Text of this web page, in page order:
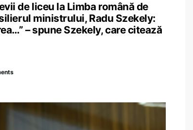
de liceu la Limba română de
ministrului, Radu Szekely:
– spune Szekely, care citează